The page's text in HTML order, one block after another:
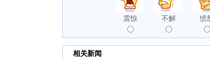
震惊 不解 愤
相关新闻